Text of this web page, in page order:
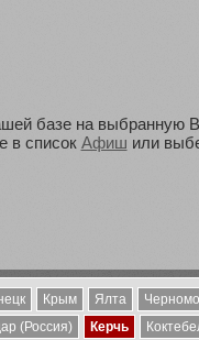
базе на выбранную
в список Афиш или
Крым Ялта
(Россия) Керчь